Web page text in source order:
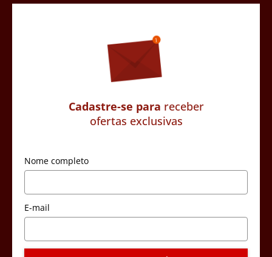
Cadastre-se para receber
ofertas exclusivas
Nome completo
E-mail